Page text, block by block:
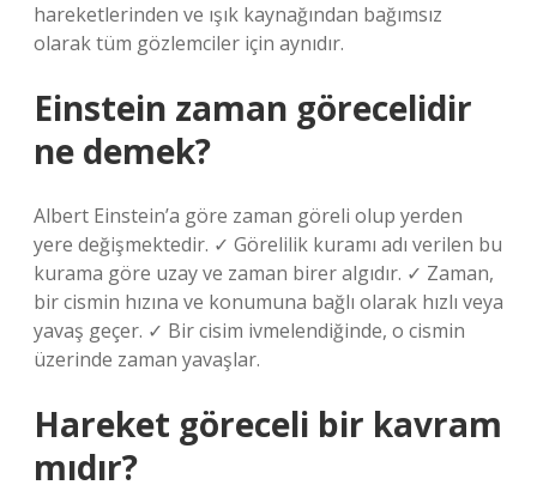
hareketlerinden ve ışık kaynağından bağımsız
olarak tüm gözlemciler için aynıdır.
Einstein zaman görecelidir
ne demek?
Albert Einstein’a göre zaman göreli olup yerden
yere değişmektedir. ✓ Görelilik kuramı adı verilen bu
kurama göre uzay ve zaman birer algıdır. ✓ Zaman,
bir cismin hızına ve konumuna bağlı olarak hızlı veya
yavaş geçer. ✓ Bir cisim ivmelendiğinde, o cismin
üzerinde zaman yavaşlar.
Hareket göreceli bir kavram
mıdır?